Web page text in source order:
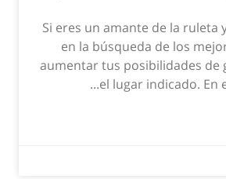
Si eres un amante de la ruleta
en la búsqueda de los
aumentar tus posibilidades de
el lugar indicado. En